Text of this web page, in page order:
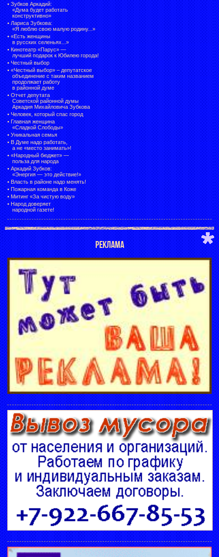
• Зубков Аркадий:
«Дума будет работать
конструктивно»
• Лариса Зубкова:
«Я люблю свою малую родину...»
• «Есть женщины
в русских селеньях...»
• Кинотеатр «Парус» —
лучший подарок к Юбилею города!
• Честный выбор
• «Честный выбор» – депутатское
объединение с таким названием
продолжает работу
в районной думе
• Отчет депутата
Советской районной думы
Аркадия Михайловича Зубкова
• Человек, который спас город
• Главная женщина
«Сладкой Слободы»
• Уникальная семья
• В Думе надо работать,
а не «место занимать»!
• «Народный бюджет» —
польза для народа
• Аркадий Зубков:
«Энергия — это действие!»
• Власть в районе надо менять!
• Пожарная команда в Коже
• Митинг «За чистую воду»
• Народ доверяет
народной газете!
РЕКЛАМА